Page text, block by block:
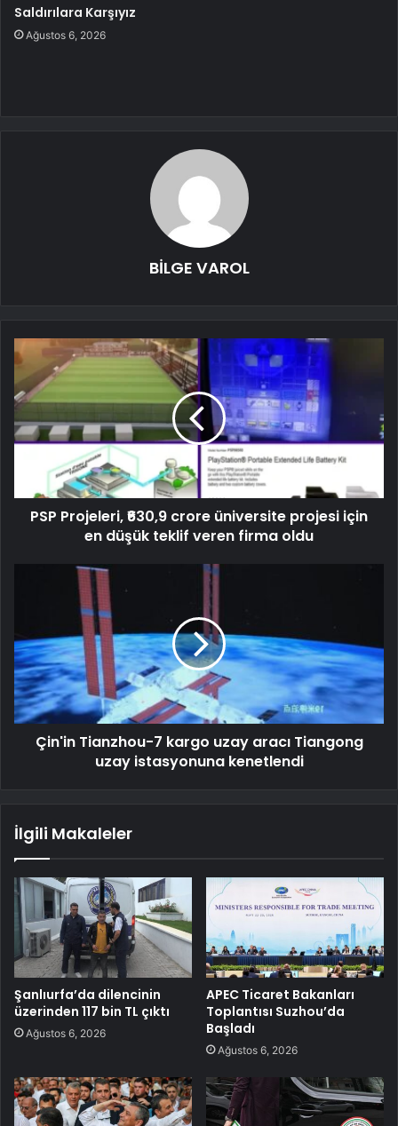
Saldırılara Karşıyız
Ağustos 6, 2026
BİLGE VAROL
PSP Projeleri, ₹630,9 crore üniversite projesi için
en düşük teklif veren firma oldu
Çin'in Tianzhou-7 kargo uzay aracı Tiangong
uzay istasyonuna kenetlendi
İlgili Makaleler
Şanlıurfa’da dilencinin
üzerinden 117 bin TL çıktı
Ağustos 6, 2026
APEC Ticaret Bakanları
Toplantısı Suzhou’da
Başladı
Ağustos 6, 2026